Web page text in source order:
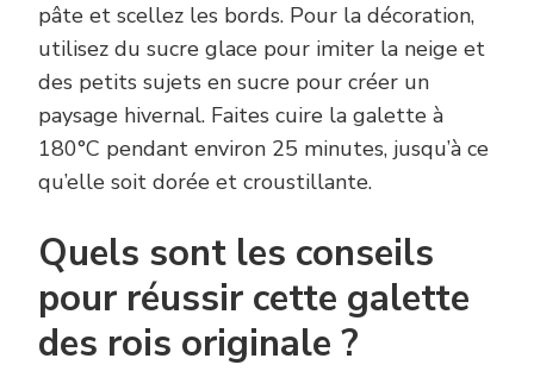
pâte et scellez les bords. Pour la décoration,
utilisez du sucre glace pour imiter la neige et
des petits sujets en sucre pour créer un
paysage hivernal. Faites cuire la galette à
180°C pendant environ 25 minutes, jusqu’à ce
qu’elle soit dorée et croustillante.
Quels sont les conseils
pour réussir cette galette
des rois originale ?